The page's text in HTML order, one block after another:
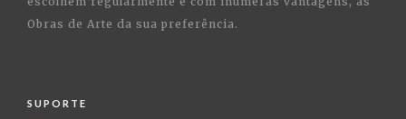
Obras de Arte da sua preferência.
SUPORTE